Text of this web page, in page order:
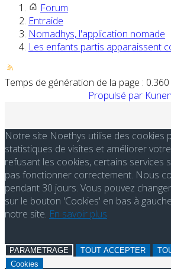
Forum
Entraide
Nomadhys, l'application nomade
Les enfants partis apparaissent
Temps de génération de la page :
Propulsé par
Notre site Noethys utilise des cookies
statistiques de visites et améliorer
refusant les cookies, certains services
pas fonctionner correctement. Nous
pendant 30 jours. Vous pouvez
sur le bouton 'Cookies' en bas à
notre site. En savoir plus
PARAMETRAGE TOUT ACCEPTER
Cookies